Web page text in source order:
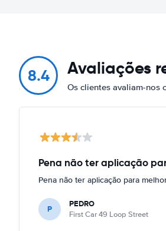
8.4 Avaliações
Os clientes avaliam-nos
Pena não ter aplicação
Pena não ter aplicação para
P PEDRO
First Car 49 Loop Street